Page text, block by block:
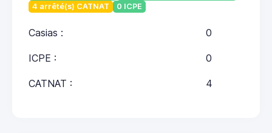
4 arrêté(s) CATNAT
0 ICPE
Casias : 0
ICPE : 0
CATNAT : 4